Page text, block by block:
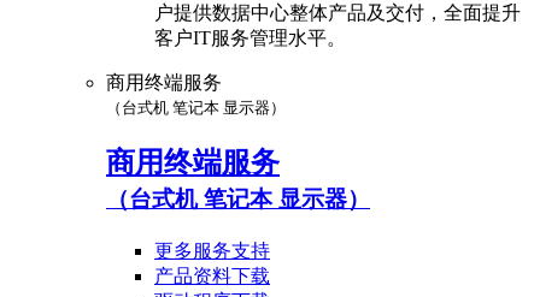
户提供数据中心整体产品及交付，全面提升
客户IT服务管理水平。
商用终端服务
（台式机 笔记本 显示器）
商用终端服务
（台式机 笔记本 显示器）
更多服务支持
产品资料下载